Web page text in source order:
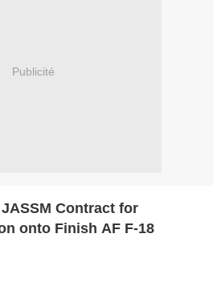
Publicité
Contract for
onto Finish AF F-18